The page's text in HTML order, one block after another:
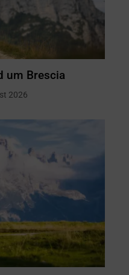
um Brescia
2026